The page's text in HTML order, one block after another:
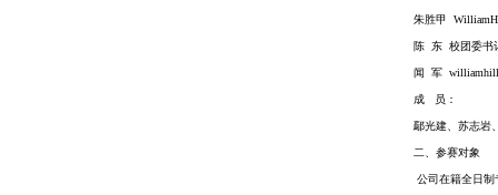
朱胜甲
陈 东 校团委书
闻 军 williamhill
成 员：
鄢光建、苏志岩
二、参赛对象
公司在籍全日制